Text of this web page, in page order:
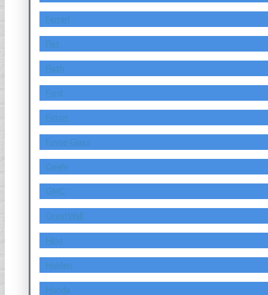
Ferrari
Fiat
Fiath
Ford
Foton
Fuyao Glass
Geely
GMC
GreatWall
Hino
Holden
Honda